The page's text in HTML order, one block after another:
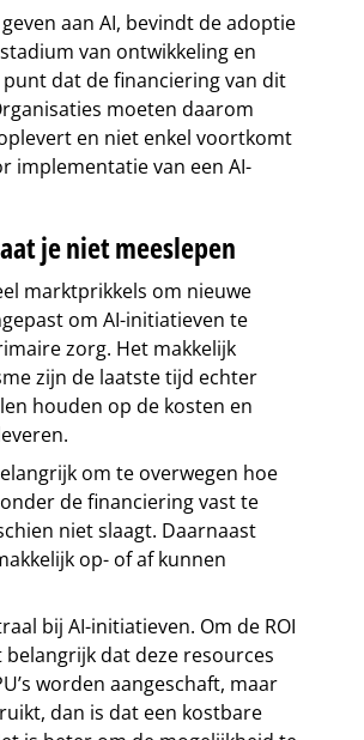
aan AI, bevindt de adoptie
van ontwikkeling en
dat de financiering van dit
moeten daarom
en niet enkel voortkomt
implementatie van een AI-
je niet meeslepen
marktprikkels om nieuwe
om AI-initiatieven te
zorg. Het makkelijk
zijn de laatste tijd echter
houden op de kosten en
om te overwegen hoe
de financiering vast te
niet slaagt. Daarnaast
op- of af kunnen
bij AI-initiatieven. Om de ROI
dat deze resources
worden aangeschaft, maar
dan is dat een kostbare